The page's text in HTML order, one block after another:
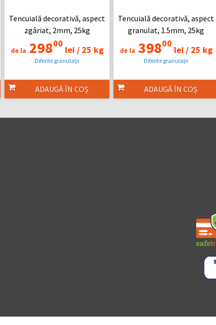
Tencuială decorativă, aspect
zgâriat, 2mm, 25kg
de la 29800
lei /25 kg
Diferite granulații
ADAUGĂ ÎN COȘ
Tencuială decorativă, aspect
granulat, 1.5mm, 25kg
de la 39800
lei /25 kg
Diferite granulații
ADAUGĂ ÎN COȘ